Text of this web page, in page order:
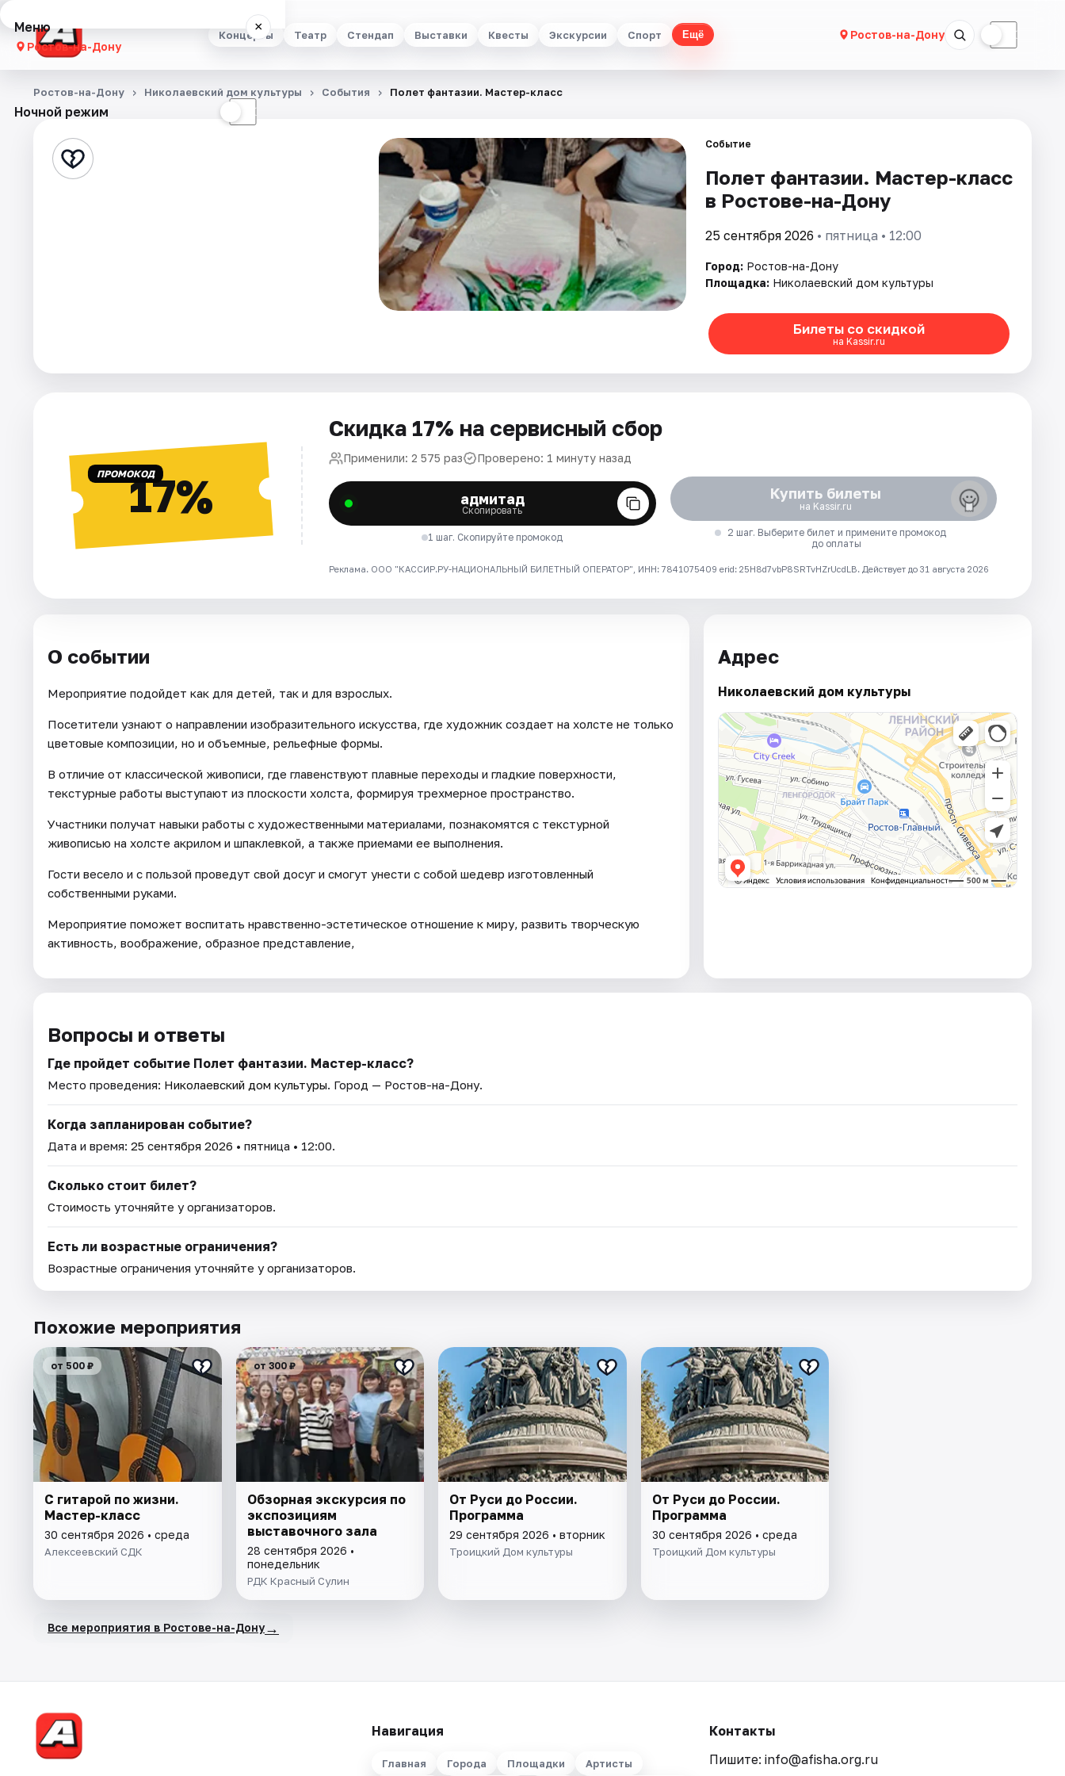
Концерты Театр Стендап Выставки Квесты Экскурсии Спорт Ещё Ростов-на-Дону ☾
Меню ×
Ростов-на-Дону
Концерты
Стендап
Артисты
Рейтинги
Ночной режим ☾
Ростов-на-Дону Николаевский дом культуры События Полет фантазии. Мастер-класс
Событие
Полет фантазии. Мастер-класс
в Ростове-на-Дону
25 сентября 2026 • пятница • 12:00
Город: Ростов-на-Дону
Площадка: Николаевский дом культуры
Билеты со скидкой
на Kassir.ru
ПРОМОКОД17%
Скидка 17% на сервисный сбор
Применили: 2 575 раз Проверено: 1 минуту назад
адмитад
Скопировать
1 шаг. Скопируйте промокод
Купить билеты
на Kassir.ru
2 шаг. Выберите билет и примените промокод
до оплаты
Реклама. ООО "КАССИР.РУ-НАЦИОНАЛЬНЫЙ БИЛЕТНЫЙ ОПЕРАТОР", ИНН: 7841075409 erid: 25H8d7vbP8SRTvHZrUcdLB. Действует до 31 августа 2026
О событии
Мероприятие подойдет как для детей, так и для взрослых.
Посетители узнают о направлении изобразительного искусства, где художник создает на холсте не только
цветовые композиции, но и объемные, рельефные формы.
В отличие от классической живописи, где главенствуют плавные переходы и гладкие поверхности,
текстурные работы выступают из плоскости холста, формируя трехмерное пространство.
Участники получат навыки работы с художественными материалами, познакомятся с текстурной
живописью на холсте акрилом и шпаклевкой, а также приемами ее выполнения.
Гости весело и с пользой проведут свой досуг и смогут унести с собой шедевр изготовленный
собственными руками.
Мероприятие поможет воспитать нравственно-эстетическое отношение к миру, развить творческую
активность, воображение, образное представление,
Адрес
Николаевский дом культуры
Вопросы и ответы
Где пройдет событие Полет фантазии. Мастер-класс?
Место проведения: Николаевский дом культуры. Город — Ростов-на-Дону.
Когда запланирован событие?
Дата и время: 25 сентября 2026 • пятница • 12:00.
Сколько стоит билет?
Стоимость уточняйте у организаторов.
Есть ли возрастные ограничения?
Возрастные ограничения уточняйте у организаторов.
Похожие мероприятия
от 500 ₽
С гитарой по жизни.
Мастер-класс
30 сентября 2026 • среда
Алексеевский СДК
от 300 ₽
Обзорная экскурсия по
экспозициям
выставочного зала
28 сентября 2026 •
понедельник
РДК Красный Сулин
От Руси до России.
Программа
29 сентября 2026 • вторник
Троицкий Дом культуры
От Руси до России.
Программа
30 сентября 2026 • среда
Троицкий Дом культуры
Все мероприятия в Ростове-на-Дону→
Навигация
Главная Города Площадки Артисты
Контакты
Пишите: info@afisha.org.ru